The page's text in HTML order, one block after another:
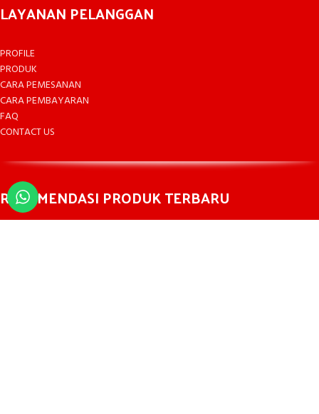
LAYANAN PELANGGAN
PROFILE
PRODUK
CARA PEMESANAN
CARA PEMBAYARAN
FAQ
CONTACT US
REKOMENDASI PRODUK TERBARU